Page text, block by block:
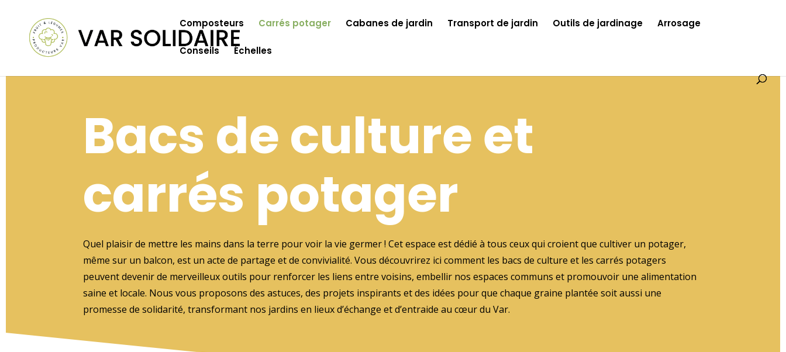
Composteurs Carrés potager Cabanes de jardin Transport de jardin Outils de jardinage Arrosage
Conseils Échelles
Bacs de culture et
carrés potager
Quel plaisir de mettre les mains dans la terre pour voir la vie germer ! Cet espace est dédié à tous ceux qui croient que cultiver un potager,
même sur un balcon, est un acte de partage et de convivialité. Vous découvrirez ici comment les bacs de culture et les carrés potagers
peuvent devenir de merveilleux outils pour renforcer les liens entre voisins, embellir nos espaces communs et promouvoir une alimentation
saine et locale. Nous vous proposons des astuces, des projets inspirants et des idées pour que chaque graine plantée soit aussi une
promesse de solidarité, transformant nos jardins en lieux d’échange et d’entraide au cœur du Var.